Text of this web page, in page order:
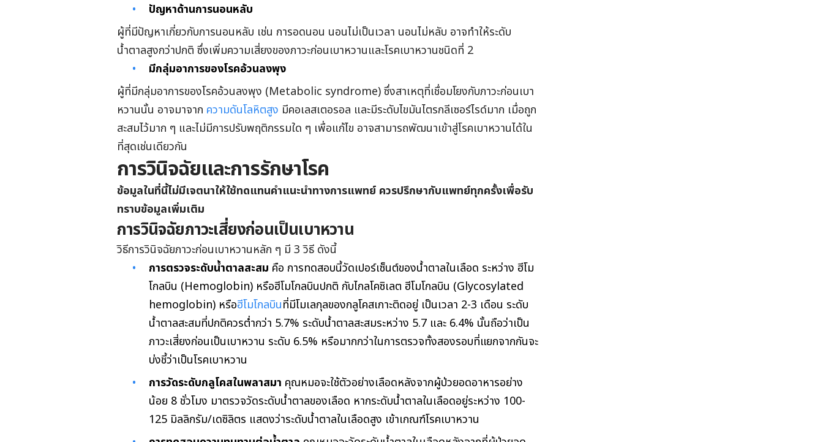
ปัญหาด้านการนอนหลับ
ผู้ที่มีปัญหาเกี่ยวกับการนอนหลับ เช่น การอดนอน นอนไม่เป็นเวลา นอนไม่หลับ อาจทำให้ระดับ
น้ำตาลสูงกว่าปกติ ซึ่งเพิ่มความเสี่ยงของภาวะก่อนเบาหวานและโรคเบาหวานชนิดที่ 2
มีกลุ่มอาการของโรคอ้วนลงพุง
ผู้ที่มีกลุ่มอาการของโรคอ้วนลงพุง (Metabolic syndrome) ซึ่งสาเหตุที่เชื่อมโยงกับภาวะก่อนเบา
หวานนั้น อาจมาจาก ความดันโลหิตสูง มีคอเลสเตอรอล และมีระดับไขมันไตรกลีเซอร์ไรด์มาก เมื่อถูก
สะสมไว้มาก ๆ และไม่มีการปรับพฤติกรรมใด ๆ เพื่อแก้ไข อาจสามารถพัฒนาเข้าสู่โรคเบาหวานได้ใน
ที่สุดเช่นเดียวกัน
การวินิจฉัยและการรักษาโรค
ข้อมูลในที่นี้ไม่มีเจตนาให้ใช้ทดแทนคำแนะนำทางการแพทย์ ควรปรึกษากับแพทย์ทุกครั้งเพื่อรับ
ทราบข้อมูลเพิ่มเติม
การวินิจฉัยภาวะเสี่ยงก่อนเป็นเบาหวาน
วิธีการวินิจฉัยภาวะก่อนเบาหวานหลัก ๆ มี 3 วิธี ดังนี้
การตรวจระดับน้ำตาลสะสม คือ การทดสอบนี้วัดเปอร์เซ็นต์ของน้ำตาลในเลือด ระหว่าง ฮีโม
โกลบิน (Hemoglobin) หรือฮีโมโกลบินปกติ กับไกลโคซิเลต ฮีโมโกลบิน (Glycosylated
hemoglobin) หรือฮีโมโกลบินที่มีโมเลกุลของกลูโคสเกาะติดอยู่ เป็นเวลา 2-3 เดือน ระดับ
น้ำตาลสะสมที่ปกติควรต่ำกว่า 5.7% ระดับน้ำตาลสะสมระหว่าง 5.7 และ 6.4% นั้นถือว่าเป็น
ภาวะเสี่ยงก่อนเป็นเบาหวาน ระดับ 6.5% หรือมากกว่าในการตรวจทั้งสองรอบที่แยกจากกันจะ
บ่งชี้ว่าเป็นโรคเบาหวาน
การวัดระดับกลูโคสในพลาสมา คุณหมอจะใช้ตัวอย่างเลือดหลังจากผู้ป่วยอดอาหารอย่าง
น้อย 8 ชั่วโมง มาตรวจวัดระดับน้ำตาลของเลือด หากระดับน้ำตาลในเลือดอยู่ระหว่าง 100-
125 มิลลิกรัม/เดซิลิตร แสดงว่าระดับน้ำตาลในเลือดสูง เข้าเกณฑ์โรคเบาหวาน